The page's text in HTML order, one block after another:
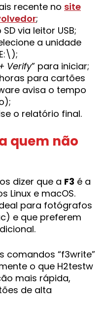
recente no site
;
via leitor USB;
a unidade
Verify” para iniciar;
para cartões
avisa o tempo
o relatório final.
quem não
dizer que a F3 é a
Linux e macOS.
para fotógrafos
e que preferem
comandos “f3write”
o que H2testw
mais rápida,
de alta